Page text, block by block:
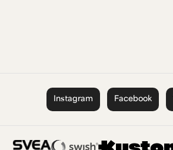
Instagram Facebook